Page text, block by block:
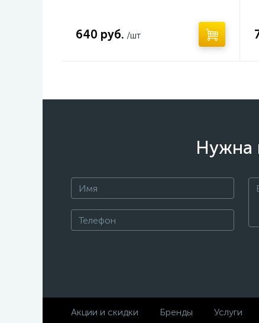
640 руб. /шт
Нужна
Акции и скидки Бренды Услуги